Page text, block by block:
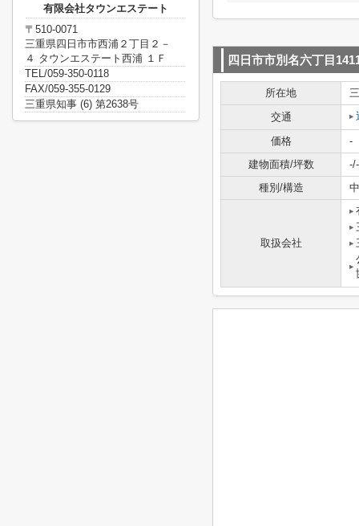
四日市市別名六丁目
所在地
交通
価格
-
建物面積/坪数
-/-
種別/構造
取扱会社
有限会社タウンエステート
〒510-0071
三重県四日市市西浦２丁目２－
４ タウンエステート西浦 １Ｆ
TEL/059-350-0118
FAX/059-355-0129
三重県知事 (6) 第2638号